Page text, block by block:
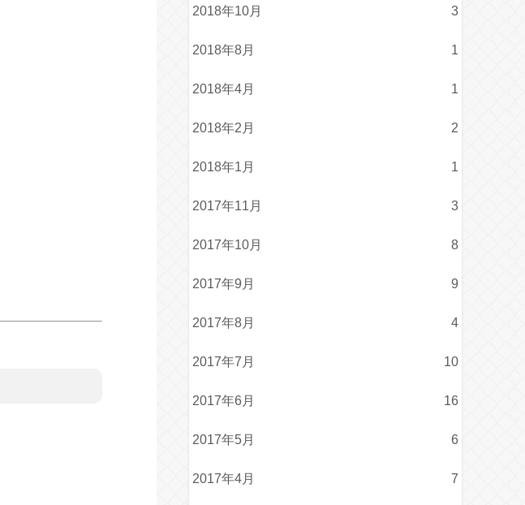
2018年10月 3
2018年8月 1
2018年4月 1
2018年2月 2
2018年1月 1
2017年11月 3
2017年10月 8
2017年9月 9
2017年8月 4
2017年7月 10
2017年6月 16
2017年5月 6
2017年4月 7